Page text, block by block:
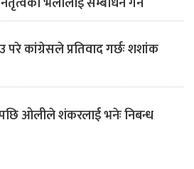
परे कांग्रेसले प्रतिवाद गर्छः शशांक
ओलीले शंकरलाई भनेः निबन्ध